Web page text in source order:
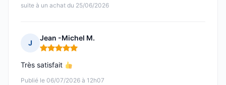
suite à un achat du 25/06/2026
J
Jean -Michel M.
Note : 5 sur 5
Publié le 06/07/2026 à 12h07
Très satisfait